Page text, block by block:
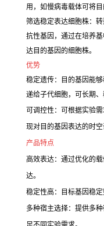
用，如慢病毒载体可将
筛选稳定表达细胞株：
抗性基因，通过在培养
达目的基因的细胞株。
优势
稳定遗传：目的基因能
递给子代细胞，可长期
可调控性：可根据实验
现对目的基因表达的时空
产品特点
高效表达：通过优化的
达。
稳定性高：目标基因稳
多种宿主选择：提供多